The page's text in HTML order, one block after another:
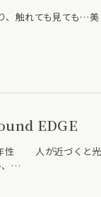
触れても見ても…
EDGE
作性 人が近づく
…